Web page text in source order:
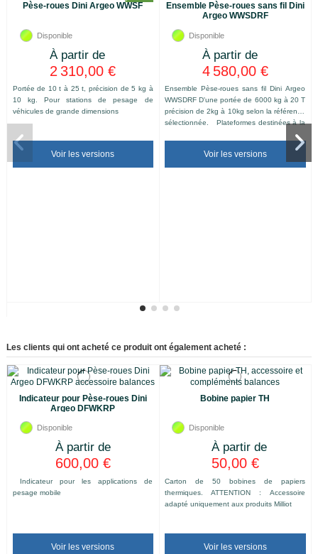
Pèse-roues Dini Argeo WWSF
Disponible
2 310,00 €
Portée de 10 t à 25 t, précision de 5 kg à
10 kg. Pour stations de pesage de
véhicules de grande dimensions
Voir les versions
Ensemble Pèse-roues sans fil Dini
Argeo WWSDRF
Disponible
4 580,00 €
Ensemble Pèse-roues sans fil Dini Argeo
WWSDRF D'une portée de 6000 kg à 20 T
précision de 2kg à 10kg selon la référence
sélectionnée. Plateformes destinées à la
réalisation de stations de pesage statique
de roues et d'essieux, en évitant la
problématique des câbles de connexion
entre les plateformes et l'indicateur. Idéal
Voir les versions
Les clients qui ont acheté ce produit ont également acheté :
Indicateur pour Pèse-roues Dini
Argeo DFWKRP
Disponible
600,00 €
Indicateur pour les applications de
pesage mobile
Voir les versions
Bobine papier TH
Disponible
50,00 €
Carton de 50 bobines de papiers
thermiques. ATTENTION : Accessoire
adapté uniquement aux produits Milliot
Voir les versions